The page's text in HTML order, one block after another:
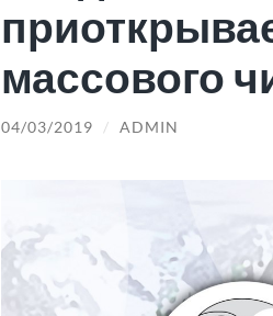
массового
04/03/2019 / ADMIN